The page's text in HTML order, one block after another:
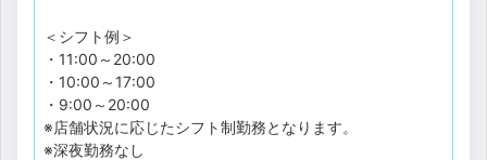
＜シフト例＞
・11:00～20:00
・10:00～17:00
・9:00～20:00
※店舗状況に応じたシフト制勤務となります。
※深夜勤務なし